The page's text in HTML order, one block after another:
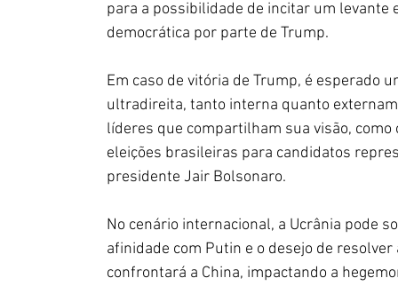
para a possibilidade de incitar um
democrática por parte de Trump.
Em caso de vitória de Trump, é esperado
ultradireita, tanto interna quanto
líderes que compartilham sua visão,
eleições brasileiras para candidatos
presidente Jair Bolsonaro.
No cenário internacional, a Ucrânia pode
afinidade com Putin e o desejo de
confrontará a China, impactando a